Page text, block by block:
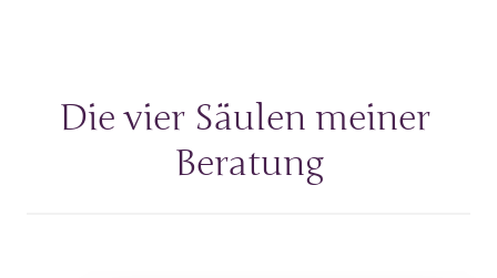
Die vier Säulen
meiner
Beratung